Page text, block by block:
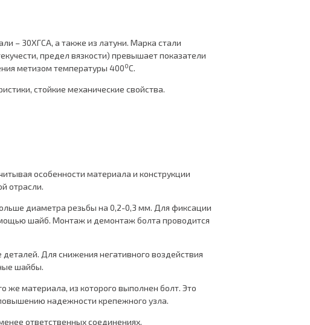
– 30ХГСА, а также из латуни. Марка стали
предел вязкости) превышает показатели
метизом температуры 4000С.
стойкие механические свойства.
особенности материала и конструкции
отрасли.
диаметра резьбы на 0,2-0,3 мм. Для фиксации
шайб. Монтаж и демонтаж болта проводится
Для снижения негативного воздействия
шайбы.
же материала, из которого выполнен болт. Это
надежности крепежного узла.
ответственных соединениях.